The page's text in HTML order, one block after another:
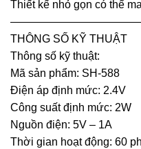
Thiết kế nhỏ gọn có thể
THÔNG SỐ KỸ THUẬT
Thông số kỹ thuật:
Mã sản phẩm: SH-588
Điện áp định mức: 2.4V
Công suất định mức: 2W
Nguồn điện: 5V – 1A
Thời gian hoạt động: 60